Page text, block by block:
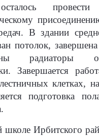
В здании
потолок, завершена
радиаторы
Завершается
клетках,
подготовка
Ирбитского